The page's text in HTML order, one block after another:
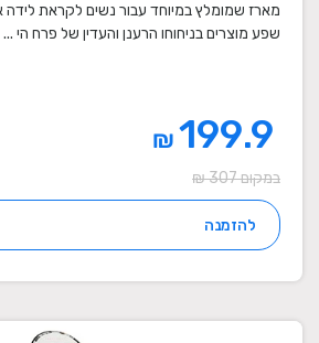
מארז שמומלץ במיוחד עבור נשים לקראת לידה
שפע מוצרים בניחוחו הרענן והעדין של פרח הי ...
199.9
₪
במקום 307 ₪
להזמנה